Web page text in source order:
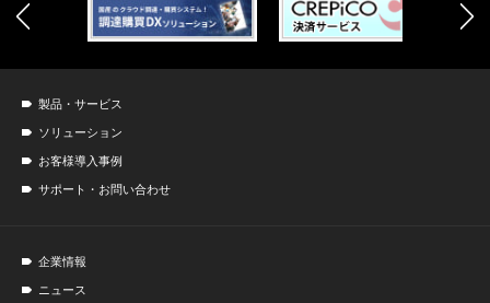
製品・サービス
ソリューション
お客様導入事例
サポート・お問い合わせ
企業情報
ニュース